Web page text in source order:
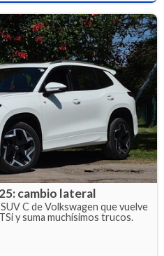
cambio lateral
C de Volkswagen que vuelve
y suma muchísimos trucos.